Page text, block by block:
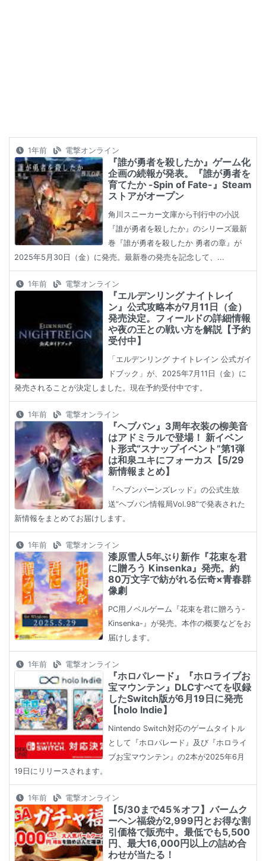
1年前 電撃オンライン
『誰が勇者を殺したか』ゲーム化
企画の続報が発表。『誰が勇者を
育てたか -Spin of Fate-』Steam
ストアがオープン
角川スニーカー文庫から刊行中の小説
『誰が勇者を殺したか』のシリーズ最新
巻『誰が勇者を殺したか 勇者の章』が
2025年5月30日（金）に発売。最新巻の発売を記念して、...
1年前 電撃オンライン
『エルデンリング ナイトレイ
ン』公式攻略本が7月11日（金）
発売決定。フィールドの詳細情報
や夜の王との戦い方を解説【予約
受付中】
「エルデンリング ナイトレイン 公式ガイ
ドブック」が、2025年7月11日（金）に
発売されることが決定しました。現在予約受付中です。
1年前 電撃オンライン
『ヘブバン』3周年衣装の柳美音
はアドミラルで登場！ 新イベン
ト形式“スナップイベント”第1弾
は和泉ユキにフォーカス【5/29
新情報まとめ】
『ヘブンバーンズレッド』の公式生放
送“ヘブバン情報局Vol.98”で発表された
新情報をまとめてお届けします。
1年前 電撃オンライン
漆原雪人5年ぶり新作『花束を君
に贈ろう Kinsenka』発売。約
80万文字で紡がれる伝奇×青春群
像劇
PC用ノベルゲーム『花束を君に贈ろう-
Kinsenka-』が発売。本作の概要などをお
届けします。
1年前 電撃オンライン
『ホロパレード』『ホロライブお
宝マウンテン』DLCすべてを収録
したSwitch版が6月19日に発売
【holo Indie】
Nintendo Switch対応のゲームタイトル
として『ホロパレード』及び『ホロライ
ブお宝マウンテン』の2本が2025年6月
19日にリリースされます。
1年前 電撃オンライン
【5/30まで45％オフ】バームク
ーヘン福袋が2,999円とお得な割
引価格で販売中。最低でも5,500
円、最大16,000円以上の詰め合
わせが当たる！